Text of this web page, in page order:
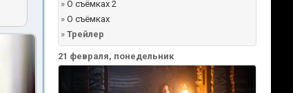
» О съёмках 2
» О съёмках
» Трейлер
21 февраля, понедельник